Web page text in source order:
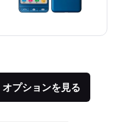
オプションを見る